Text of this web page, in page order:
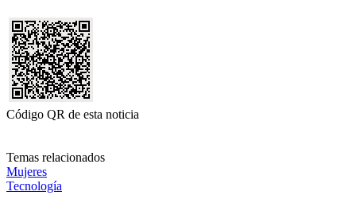
Código QR de esta noticia
Temas relacionados
Mujeres
Tecnología